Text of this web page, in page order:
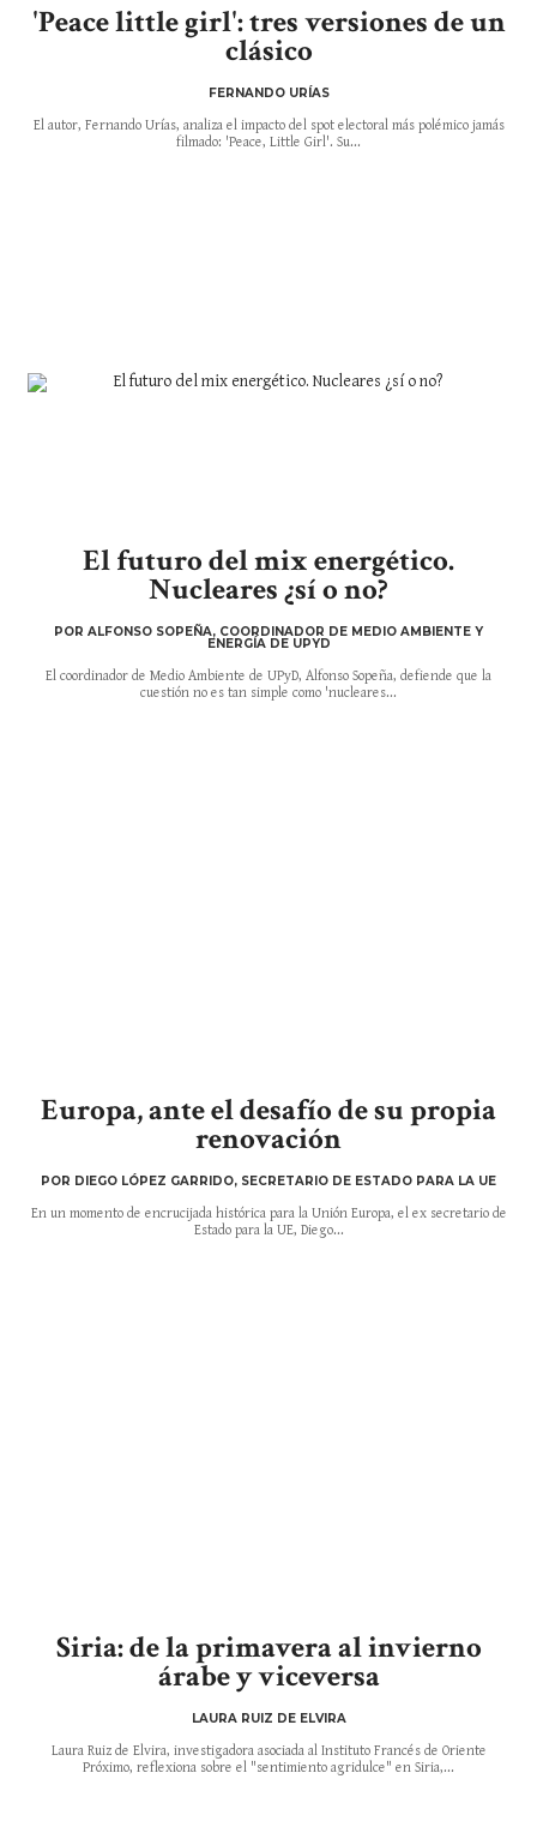
'Peace little girl': tres versiones de un
clásico
FERNANDO URÍAS
El autor, Fernando Urías, analiza el impacto del spot electoral más polémico jamás
filmado: 'Peace, Little Girl'. Su...
El futuro del mix energético.
Nucleares ¿sí o no?
POR ALFONSO SOPEÑA, COORDINADOR DE MEDIO AMBIENTE Y
ENERGÍA DE UPYD
El coordinador de Medio Ambiente de UPyD, Alfonso Sopeña, defiende que la
cuestión no es tan simple como 'nucleares...
Europa, ante el desafío de su propia
renovación
POR DIEGO LÓPEZ GARRIDO, SECRETARIO DE ESTADO PARA LA UE
En un momento de encrucijada histórica para la Unión Europa, el ex secretario de
Estado para la UE, Diego...
Siria: de la primavera al invierno
árabe y viceversa
LAURA RUIZ DE ELVIRA
Laura Ruiz de Elvira, investigadora asociada al Instituto Francés de Oriente
Próximo, reflexiona sobre el "sentimiento agridulce" en Siria,...